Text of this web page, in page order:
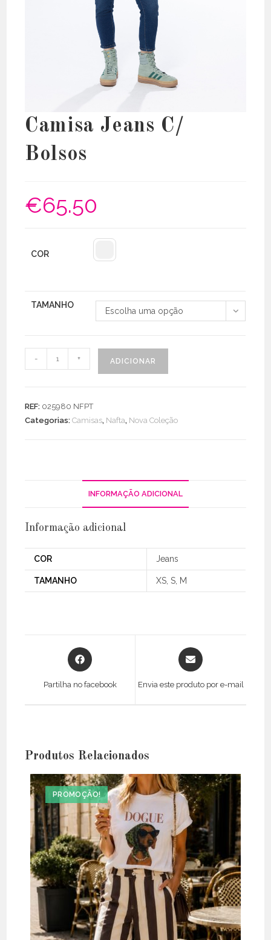
Camisa Jeans C/
Bolsos
€65.50
COR
TAMANHO
Escolha uma opção
de
- + ADICIONAR
REF: 025980 NFPT
Categorias:Camisas, Nafta, Nova Coleção
INFORMAÇÃO ADICIONAL
Informação adicional
COR Jeans
TAMANHO XS, S, M
Opens
in
Partilha no facebook
Opens
in
Envia este produto por e-mail
Produtos Relacionados
PROMOÇÃO!